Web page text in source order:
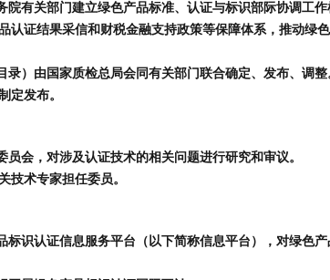
院有关部门建立绿色产品标准、认证与标识部际协调工
认证结果采信和财税金融支持政策等保障体系，推动绿
录）由国家质检总局会同有关部门联合确定、发布、调整
定发布。
会，对涉及认证技术的相关问题进行研究和审议。
技术专家担任委员。
标识认证信息服务平台（以下简称信息平台），对绿色